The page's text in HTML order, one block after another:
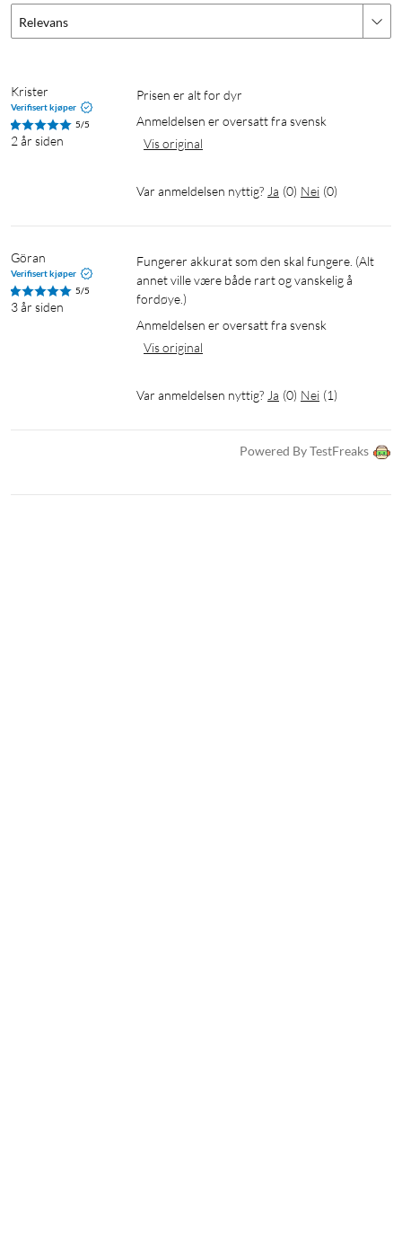
Relevans
Krister
Verifisert kjøper
5/5
2 år siden
Prisen er alt for dyr
Anmeldelsen er oversatt fra svensk
Vis original
Var anmeldelsen nyttig? Ja (0) Nei (0)
Göran
Verifisert kjøper
5/5
3 år siden
Fungerer akkurat som den skal fungere. (Alt
annet ville være både rart og vanskelig å
fordøye.)
Anmeldelsen er oversatt fra svensk
Vis original
Var anmeldelsen nyttig? Ja (0) Nei (1)
Powered By TestFreaks